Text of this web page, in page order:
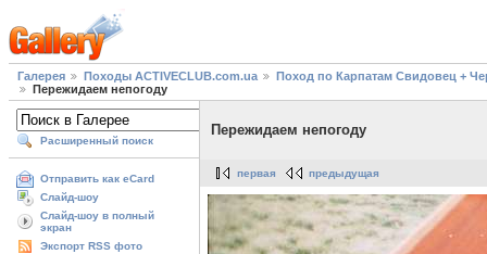
Галерея Походы ACTIVECLUB.com.ua
Поход по Карпатам Свидовец +
Пережидаем непогоду
Расширенный поиск
Отправить как eCard
Слайд-шоу
Слайд-шоу в полный
экран
Экспорт RSS фото
Пережидаем непогоду
первая предыдущая